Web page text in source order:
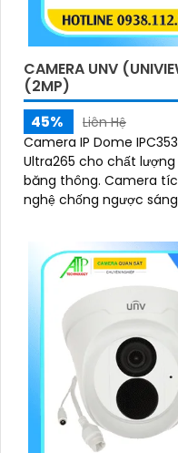
CAMERA UNV
(2MP)
45%
Liên Hệ
Camera IP Dome
Ultra265 cho chất
băng thông. Camera tích hợp hồng ngoại 40m, công
nghệ chống ngược